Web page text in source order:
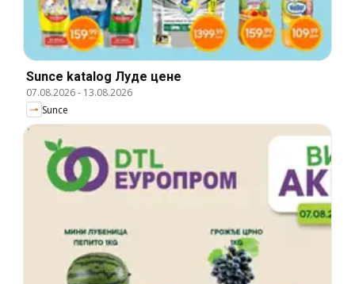
Sunce katalog Луде цене
07.08.2026- 13.08.2026
Sunce